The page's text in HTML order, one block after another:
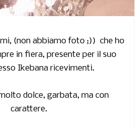
(non abbiamo foto ;)) che ho
in fiera, presente per il suo
Ikebana ricevimenti.
dolce, garbata, ma con
carattere.